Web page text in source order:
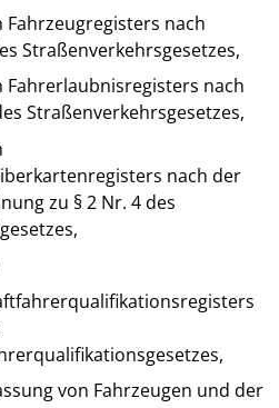
Fahrzeugregisters nach
Straßenverkehrsgesetzes,
Fahrerlaubnisregisters nach
Straßenverkehrsgesetzes,
nach der
zu § 2 Nr. 4 des
von Fahrzeugen und der